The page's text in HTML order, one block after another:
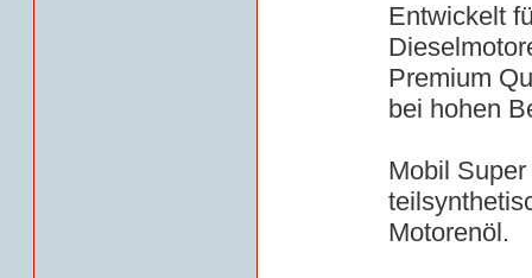
Entwickelt
Premium
bei hohen
Mobil
Motorenöl.